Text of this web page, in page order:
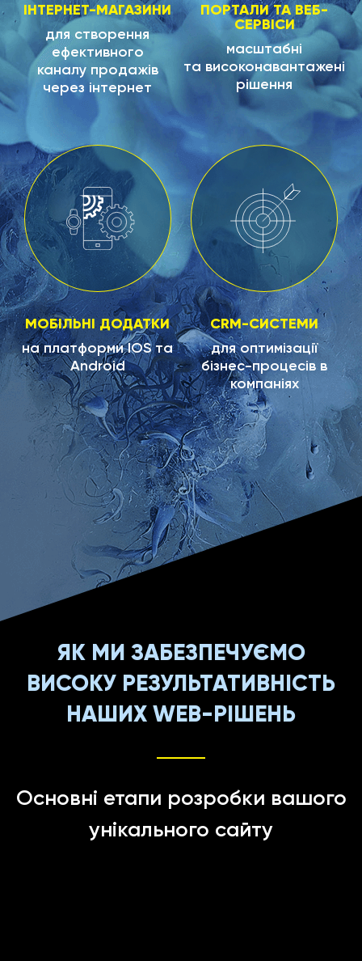
ІНТЕРНЕТ-МАГАЗИНИ
для створення
ефективного
каналу продажів
через інтернет
ПОРТАЛИ ТА ВЕБ-
СЕРВІСИ
масштабні
та високонавантажені
рішення
МОБІЛЬНІ ДОДАТКИ
на платформи IOS та
Android
CRM-СИСТЕМИ
для оптимізації
бізнес-процесів в
компаніях
ЯК МИ ЗАБЕЗПЕЧУЄМО
ВИСОКУ РЕЗУЛЬТАТИВНІСТЬ
НАШИХ WEB-РІШЕНЬ
Основні етапи розробки вашого
унікального сайту